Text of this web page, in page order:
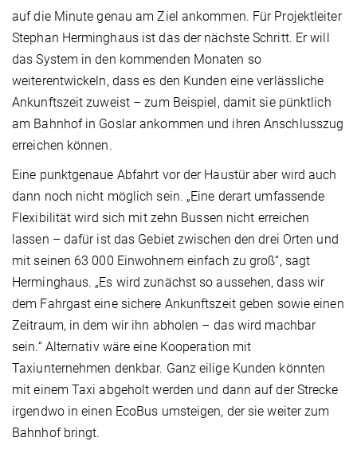
auf die Minute genau am Ziel ankommen. Für Projektleiter
Stephan Herminghaus ist das der nächste Schritt. Er will
das System in den kommenden Monaten so
weiterentwickeln, dass es den Kunden eine verlässliche
Ankunftszeit zuweist – zum Beispiel, damit sie pünktlich
am Bahnhof in Goslar ankommen und ihren Anschlusszug
erreichen können.
Eine punktgenaue Abfahrt vor der Haustür aber wird auch
dann noch nicht möglich sein. „Eine derart umfassende
Flexibilität wird sich mit zehn Bussen nicht erreichen
lassen – dafür ist das Gebiet zwischen den drei Orten und
mit seinen 63 000 Einwohnern einfach zu groß“, sagt
Herminghaus. „Es wird zunächst so aussehen, dass wir
dem Fahrgast eine sichere Ankunftszeit geben sowie einen
Zeitraum, in dem wir ihn abholen – das wird machbar
sein.“ Alternativ wäre eine Kooperation mit
Taxiunternehmen denkbar. Ganz eilige Kunden könnten
mit einem Taxi abgeholt werden und dann auf der Strecke
irgendwo in einen EcoBus umsteigen, der sie weiter zum
Bahnhof bringt.